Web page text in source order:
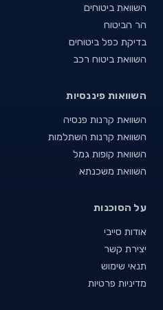
השוואת ביטוחים
הר הביטוח
בדיקת כפל ביטוחים
השוואת ביטוח רכב
השוואות פיננסיות
השוואת קרנות פנסיה
השוואת קרנות השתלמות
השוואת קופות גמל
השוואת משכנתא
על הסוכנות
אודות סייבי
יצירת קשר
תנאי שימוש
מדיניות פרטיות